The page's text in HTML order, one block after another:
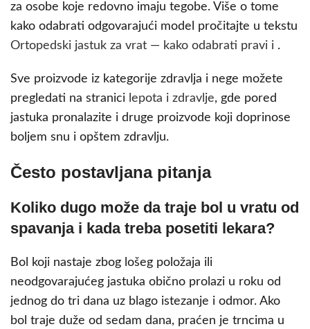
za osobe koje redovno imaju tegobe. Više o tome
kako odabrati odgovarajući model pročitajte u tekstu
Ortopedski jastuk za vrat — kako odabrati pravi i .
Sve proizvode iz kategorije zdravlja i nege možete
pregledati na stranici lepota i zdravlje, gde pored
jastuka pronalazite i druge proizvode koji doprinose
boljem snu i opštem zdravlju.
Često postavljana pitanja
Koliko dugo može da traje bol u vratu od
spavanja i kada treba posetiti lekara?
Bol koji nastaje zbog lošeg položaja ili
neodgovarajućeg jastuka obično prolazi u roku od
jednog do tri dana uz blago istezanje i odmor. Ako
bol traje duže od sedam dana, praćen je trncima u